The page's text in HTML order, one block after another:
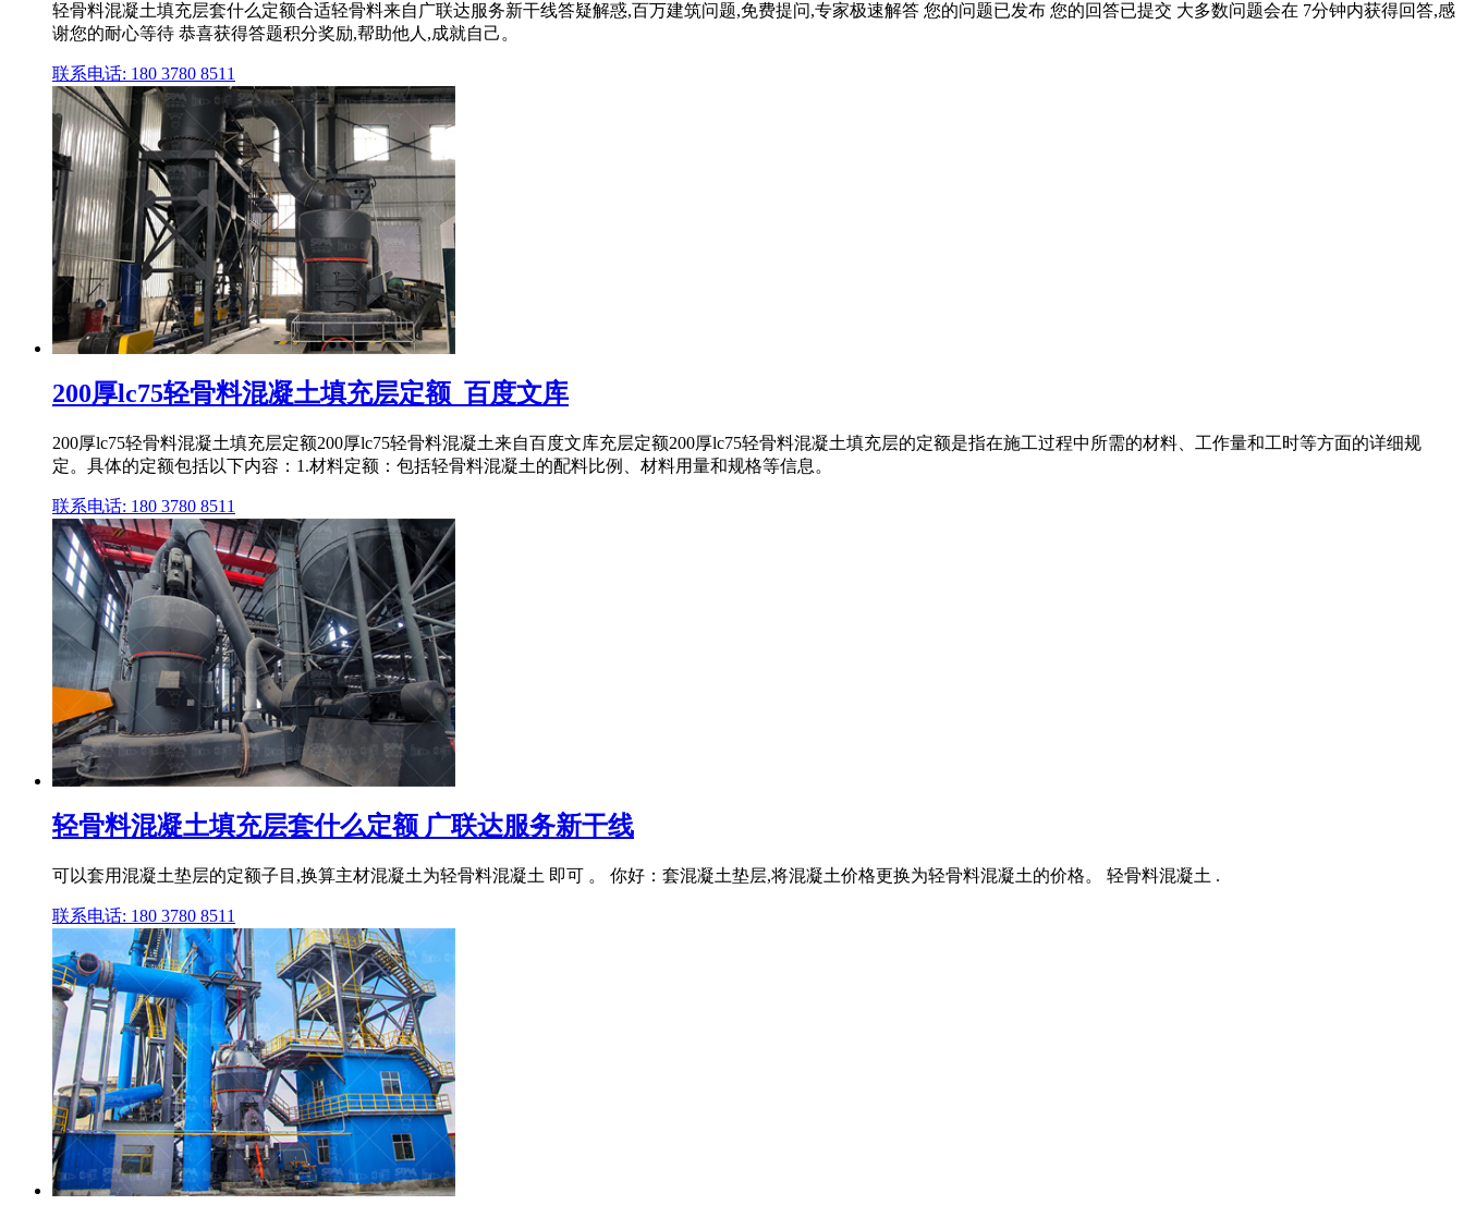
轻骨料混凝土填充层套什么定额合适轻骨料来自广联达服务新干线答疑解惑,百万建筑问题,免费提问,专家极速解答 您的问题已发布 您的回答已提交 大多数问题会在 7分钟内获得回答,感
谢您的耐心等待 恭喜获得答题积分奖励,帮助他人,成就自己。
联系电话: 180 3780 8511
200厚lc75轻骨料混凝土填充层定额_百度文库
200厚lc75轻骨料混凝土填充层定额200厚lc75轻骨料混凝土来自百度文库充层定额200厚lc75轻骨料混凝土填充层的定额是指在施工过程中所需的材料、工作量和工时等方面的详细规
定。具体的定额包括以下内容：1.材料定额：包括轻骨料混凝土的配料比例、材料用量和规格等信息。
联系电话: 180 3780 8511
轻骨料混凝土填充层套什么定额 广联达服务新干线
可以套用混凝土垫层的定额子目,换算主材混凝土为轻骨料混凝土 即可 。 你好：套混凝土垫层,将混凝土价格更换为轻骨料混凝土的价格。 轻骨料混凝土 .
联系电话: 180 3780 8511